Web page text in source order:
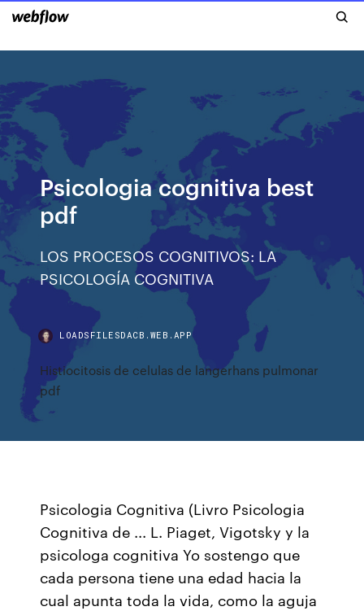
Psicologia cognitiva best
pdf
LOS PROCESOS COGNITIVOS: LA
PSICOLOGÍA COGNITIVA
LOADSFILESDACB.WEB.APP
Histiocitosis de celulas de langerhans pulmonar
pdf
Psicologia Cognitiva (Livro Psicologia
Cognitiva de ... L. Piaget, Vigotsky y la
psicologa cognitiva Yo sostengo que
cada persona tiene una edad hacia la
cual apunta toda la vida, como la aguja